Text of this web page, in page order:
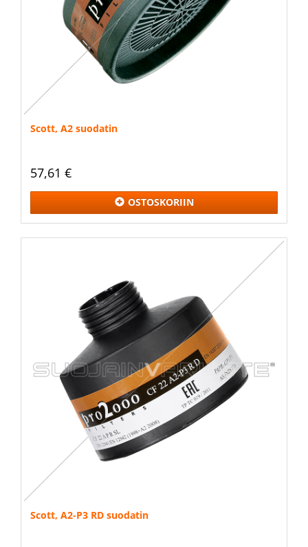
Scott, A2 suodatin
57,61 €
OSTOSKORIIN
Scott, A2-P3 RD suodatin